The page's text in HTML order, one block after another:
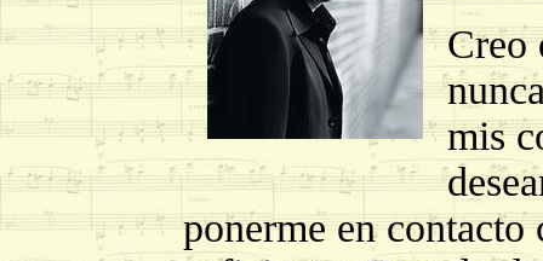
Creo
mis
ponerme en contacto